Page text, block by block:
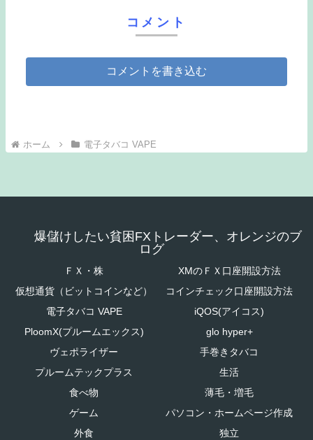
コメント
コメントを書き込む
ホーム 電子タバコ VAPE
爆儲けしたい貧困FXトレーダー、オレンジのブ
ログ
ＦＸ・株
XMのＦＸ口座開設方法
仮想通貨（ビットコインなど）
コインチェック口座開設方法
電子タバコ VAPE
iQOS(アイコス)
PloomX(プルームエックス)
glo hyper+
ヴェポライザー
手巻きタバコ
プルームテックプラス
生活
食べ物
薄毛・増毛
ゲーム
パソコン・ホームページ作成
外食
独立